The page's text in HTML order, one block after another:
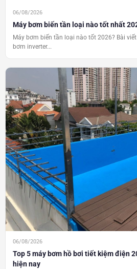
06/08/2026
Máy bơm biến tần loại nào tốt nhất
Máy bơm biến tần loại nào tốt 2026? Bài
bơm inverter...
06/08/2026
Top 5 máy bơm hồ bơi tiết kiệm điện
hiện nay